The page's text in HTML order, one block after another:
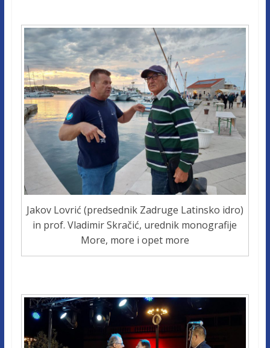
Jakov Lovrić (predsednik Zadruge Latinsko idro)
in prof. Vladimir Skračić, urednik monografije
More, more i opet more